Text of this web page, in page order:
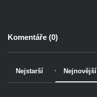
Komentáře (0)
Nejstarší Nejnovější